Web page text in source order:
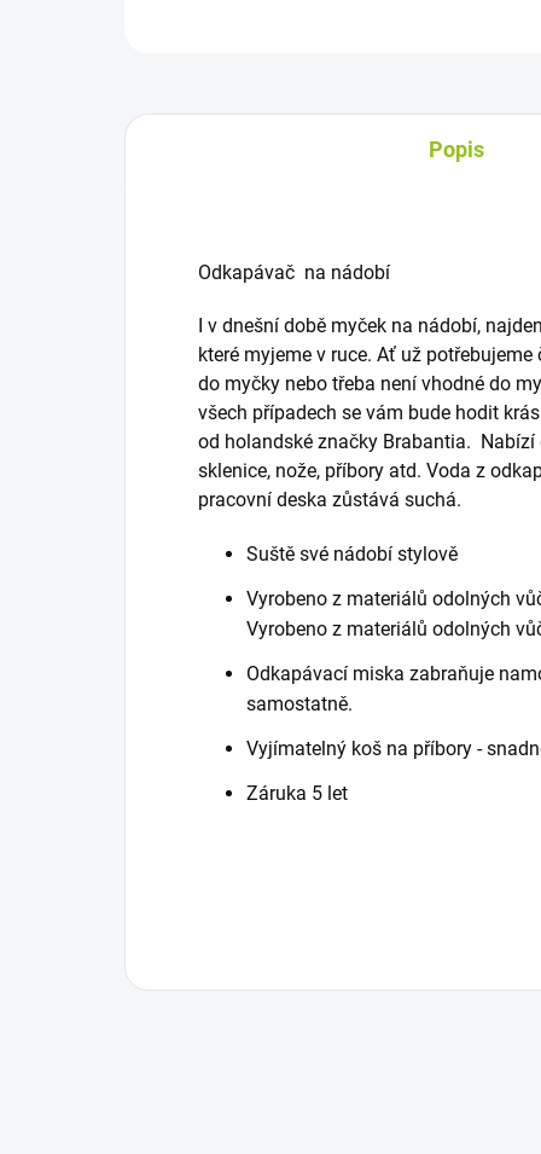
Popis
Odkapávač na nádobí
I v dnešní době myček na nádobí,
které myjeme v ruce. Ať už
do myčky nebo třeba není vhodné do
všech případech se vám bude hodit
od holandské značky Brabantia.
sklenice, nože, příbory atd. Voda z
pracovní deska zůstává suchá.
Suště své nádobí stylově
Vyrobeno z materiálů odolných
Vyrobeno z materiálů odolných
Odkapávací miska zabraňuje
samostatně.
Vyjímatelný koš na příbory -
Záruka 5 let